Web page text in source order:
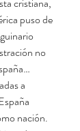
puso de
no
a
nación.